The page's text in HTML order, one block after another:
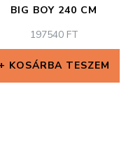
BIG BOY 240 CM
197540 FT
KOSÁRBA TESZEM